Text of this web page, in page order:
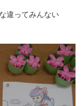
違ってみんない